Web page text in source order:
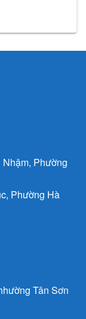
Phường
Phường Hà
Tân Sơn